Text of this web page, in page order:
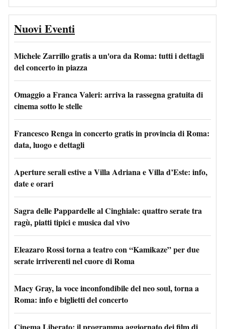
Nuovi Eventi
Michele Zarrillo gratis a un'ora da Roma: tutti i dettagli
del concerto in piazza
Omaggio a Franca Valeri: arriva la rassegna gratuita di
cinema sotto le stelle
Francesco Renga in concerto gratis in provincia di Roma:
data, luogo e dettagli
Aperture serali estive a Villa Adriana e Villa d’Este: info,
date e orari
Sagra delle Pappardelle al Cinghiale: quattro serate tra
ragù, piatti tipici e musica dal vivo
Eleazaro Rossi torna a teatro con “Kamikaze” per due
serate irriverenti nel cuore di Roma
Macy Gray, la voce inconfondibile del neo soul, torna a
Roma: info e biglietti del concerto